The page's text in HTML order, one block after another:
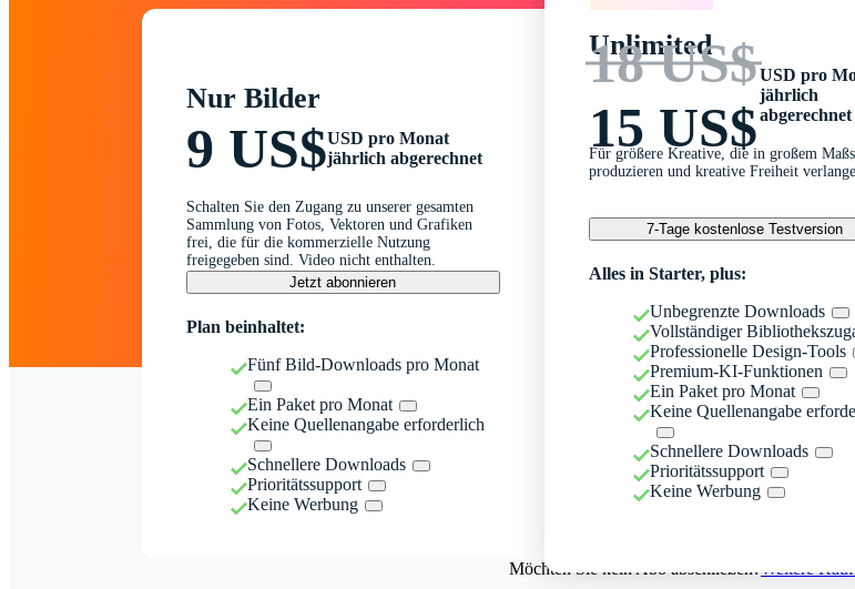
Nur Bilder
9 US$USD pro Monat
jährlich abgerechnet
Schalten Sie den Zugang zu unserer gesamten
Sammlung von Fotos, Vektoren und Grafiken
frei, die für die kommerzielle Nutzung
freigegeben sind. Video nicht enthalten.
Jetzt abonnieren
Plan beinhaltet:
Fünf Bild-Downloads pro Monat
Ein Paket pro Monat
Keine Quellenangabe erforderlich
Schnellere Downloads
Prioritätssupport
Keine Werbung
Unlimited
18 US$
15 US$
USD pro
jährlich
abgerechnet
Für größere Kreative, die in großem
produzieren und kreative Freiheit
7-Tage kostenlose Testversion
Alles in Starter, plus:
Unbegrenzte Downloads
Vollständiger
Professionelle Design-Tools
Premium-KI-Funktionen
Ein Paket pro Monat
Keine Quellenangabe
Schnellere Downloads
Prioritätssupport
Keine Werbung
Möchten Sie kein Abo abschließen?Weitere